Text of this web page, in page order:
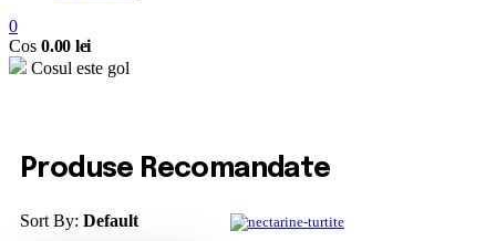
0
Cos 0.00 lei
Cosul este gol
Produse Recomandate
Sort By: Default